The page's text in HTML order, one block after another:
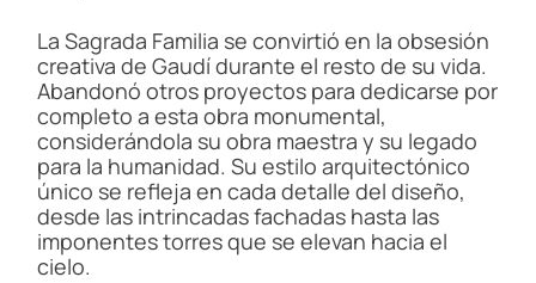
La Sagrada Familia se convirtió en la obsesión
creativa de Gaudí durante el resto de su vida.
Abandonó otros proyectos para dedicarse por
completo a esta obra monumental,
considerándola su obra maestra y su legado
para la humanidad. Su estilo arquitectónico
único se refleja en cada detalle del diseño,
desde las intrincadas fachadas hasta las
imponentes torres que se elevan hacia el
cielo.